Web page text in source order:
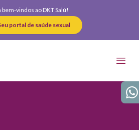
bem-vindos ao DKT Salú!
portal de saúde sexual